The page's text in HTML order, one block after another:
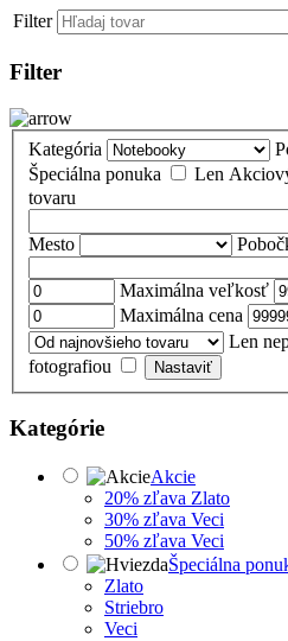
Filter
Filter
Kategória
Špeciálna ponuka
Len
tovaru
Mesto
Maximálna veľkosť
Maximálna cena
Len
fotografiou
Kategórie
Akcie
20% zľava Zlato
30% zľava Veci
50% zľava Veci
Špeciálna
Zlato
Striebro
Veci